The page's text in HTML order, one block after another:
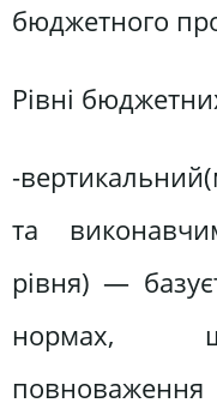
бюджетного
Рівні
-
та
рівня) —
нормах,